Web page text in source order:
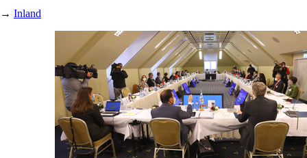
Astrid Ackermann / Musikfest Berlin
Neue Musik
Geist der Avantgarde
Parteilich und offen. Heiner Goebbels »A House of Call.
My Imaginary Notebook«.
Stefan Siegert